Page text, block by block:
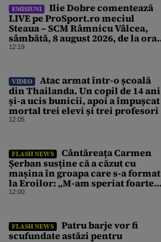
EMISIUNI
Ilie Dobre comentează
LIVE pe ProSport.ro meciul
Steaua – SCM Râmnicu Vâlcea,
sâmbătă, 8 august 2026, de la ora
11:00
12:19
VIDEO
Atac armat într-o școală
din Thailanda. Un copil de 14 ani
și-a ucis bunicii, apoi a împușcat
mortal trei elevi și trei profesori
12:05
FLASH NEWS
Cântăreața Carmen
Șerban susține că a căzut cu
mașina în groapa care s-a format
la Eroilor: „M-am speriat foarte
tare”
12:00
FLASH NEWS
Patru barje vor fi
scufundate astăzi pentru